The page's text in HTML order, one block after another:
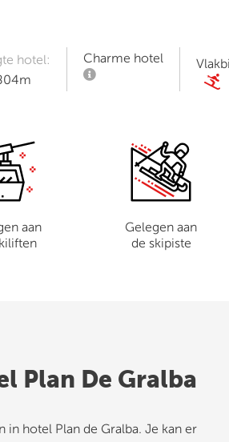
hotel:
Charme hotel
aan
Gelegen aan
de skipiste
Plan De Gralba
in hotel Plan de Gralba. Je kan er